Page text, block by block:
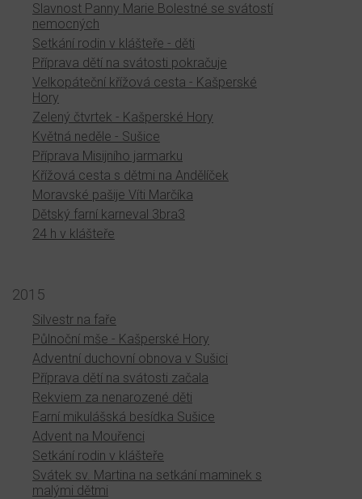
Slavnost Panny Marie Bolestné se svátostí
nemocných
Setkání rodin v klášteře - děti
Příprava dětí na svátosti pokračuje
Velkopáteční křížová cesta - Kašperské
Hory
Zelený čtvrtek - Kašperské Hory
Květná neděle - Sušice
Příprava Misijního jarmarku
Křížová cesta s dětmi na Andělíček
Moravské pašije Víti Marčíka
Dětský farní karneval 3bra3
24 h v klášteře
2015
Silvestr na faře
Půlnoční mše - Kašperské Hory
Adventní duchovní obnova v Sušici
Příprava dětí na svátosti začala
Rekviem za nenarozené děti
Farní mikulášská besídka Sušice
Advent na Mouřenci
Setkání rodin v klášteře
Svátek sv. Martina na setkání maminek s
malými dětmi